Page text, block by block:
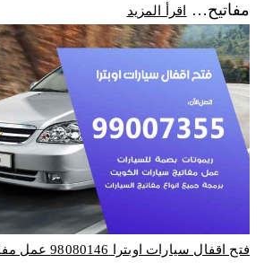
مفاتيح…
اقرأ المزيد
فتح اقفال سيارات اوبترا 98080146‬ عمل مفاتيح سيارات جديدة